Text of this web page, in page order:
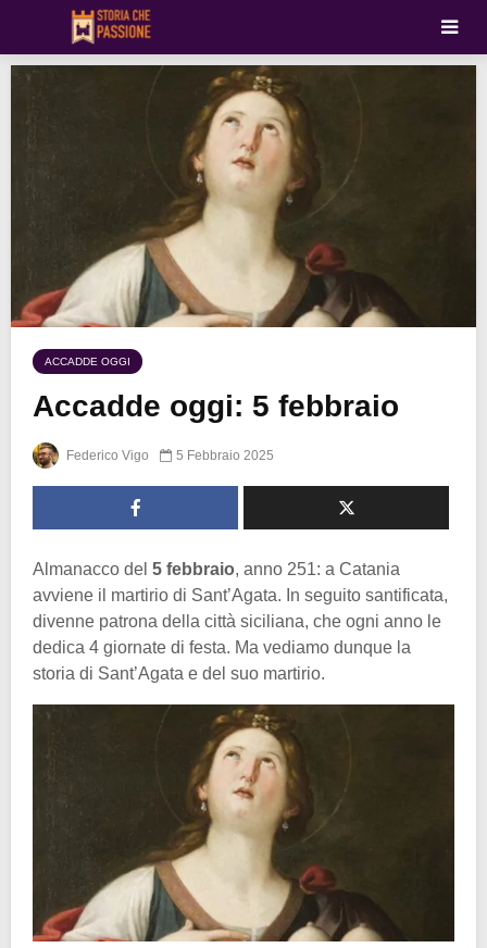
ACCADDE OGGI
Accadde oggi: 5 febbraio
Federico Vigo 5 Febbraio 2025
Almanacco del 5 febbraio, anno 251: a Catania
avviene il martirio di Sant’Agata. In seguito santificata,
divenne patrona della città siciliana, che ogni anno le
dedica 4 giornate di festa. Ma vediamo dunque la
storia di Sant’Agata e del suo martirio.